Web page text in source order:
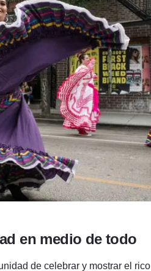
en medio de todo
de celebrar y mostrar el rico